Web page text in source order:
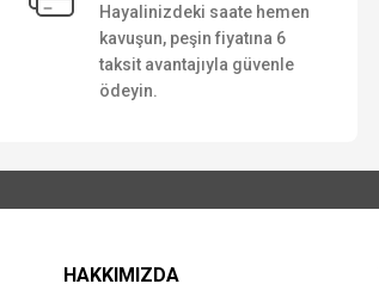
Hayalinizdeki saate hemen
kavuşun, peşin fiyatına 6
taksit avantajıyla güvenle
ödeyin.
HAKKIMIZDA